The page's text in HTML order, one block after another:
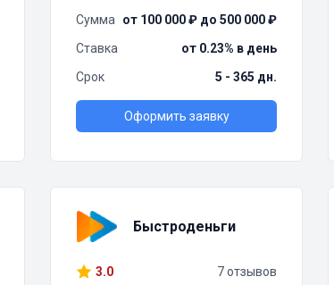
Сумма
от 100 000 ₽ до 500 000 ₽
Ставка
от 0.23% в день
Срок
5 - 365 дн.
Оформить заявку
Быстроденьги
3.0 7 отзывов